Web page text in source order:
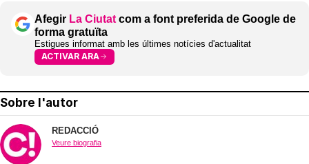
Afegir La Ciutat com a font preferida de Google de
forma gratuïta
Estigues informat amb les últimes notícies d'actualitat
ACTIVAR ARA
Sobre l'autor
REDACCIÓ
Veure biografia